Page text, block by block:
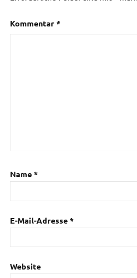
Kommentar*
Name*
E-Mail-Adresse*
Website